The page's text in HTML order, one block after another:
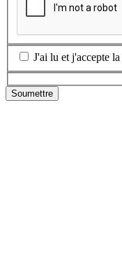
J'ai lu et j'accepte la